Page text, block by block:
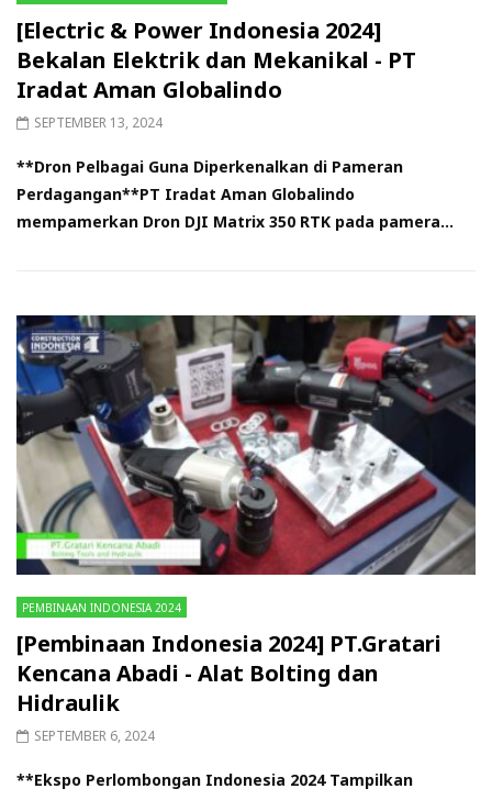
[Electric & Power Indonesia 2024]
Bekalan Elektrik dan Mekanikal - PT
Iradat Aman Globalindo
SEPTEMBER 13, 2024
**Dron Pelbagai Guna Diperkenalkan di Pameran
Perdagangan**PT Iradat Aman Globalindo
mempamerkan Dron DJI Matrix 350 RTK pada pamera...
PEMBINAAN INDONESIA 2024
[Pembinaan Indonesia 2024] PT.Gratari
Kencana Abadi - Alat Bolting dan
Hidraulik
SEPTEMBER 6, 2024
**Ekspo Perlombongan Indonesia 2024 Tampilkan